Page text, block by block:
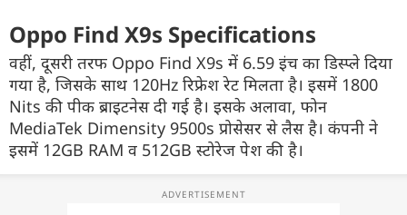
Oppo Find X9s Specifications
वहीं, दूसरी तरफ Oppo Find X9s में 6.59 इंच का डिस्प्ले दिया
गया है, जिसके साथ 120Hz रिफ्रेश रेट मिलता है। इसमें 1800
Nits की पीक ब्राइटनेस दी गई है। इसके अलावा, फोन
MediaTek Dimensity 9500s प्रोसेसर से लैस है। कंपनी ने
इसमें 12GB RAM व 512GB स्टोरेज पेश की है।